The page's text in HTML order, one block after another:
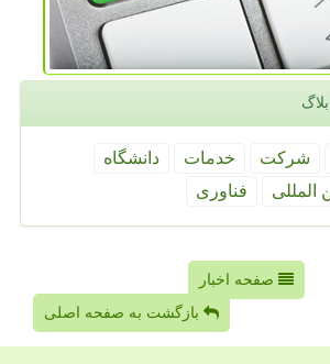
شركت خدمات
دانشگاه
المللی فناوری
صفحه اخبار
بازگشت به صفحه اصلی